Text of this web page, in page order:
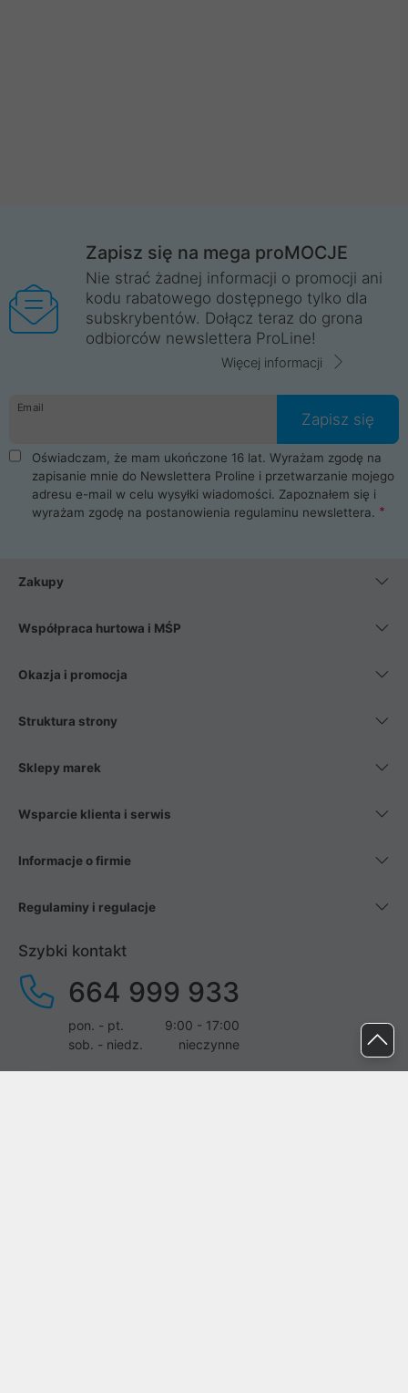
Zapisz się na mega proMOCJE
Nie strać żadnej informacji o promocji ani
kodu rabatowego dostępnego tylko dla
subskrybentów. Dołącz teraz do grona
odbiorców newslettera ProLine!
Więcej informacji
Email
Zapisz się
Oświadczam, że mam ukończone 16 lat. Wyrażam zgodę na
zapisanie mnie do Newslettera Proline i przetwarzanie mojego
adresu e-mail w celu wysyłki wiadomości. Zapoznałem się i
wyrażam zgodę na postanowienia regulaminu newslettera.
Zakupy
Współpraca hurtowa i MŚP
Okazja i promocja
Struktura strony
Sklepy marek
Wsparcie klienta i serwis
Informacje o firmie
Regulaminy i regulacje
Szybki kontakt
664 999 933
pon. - pt.
9:00 - 17:00
sob. - niedz.
nieczynne